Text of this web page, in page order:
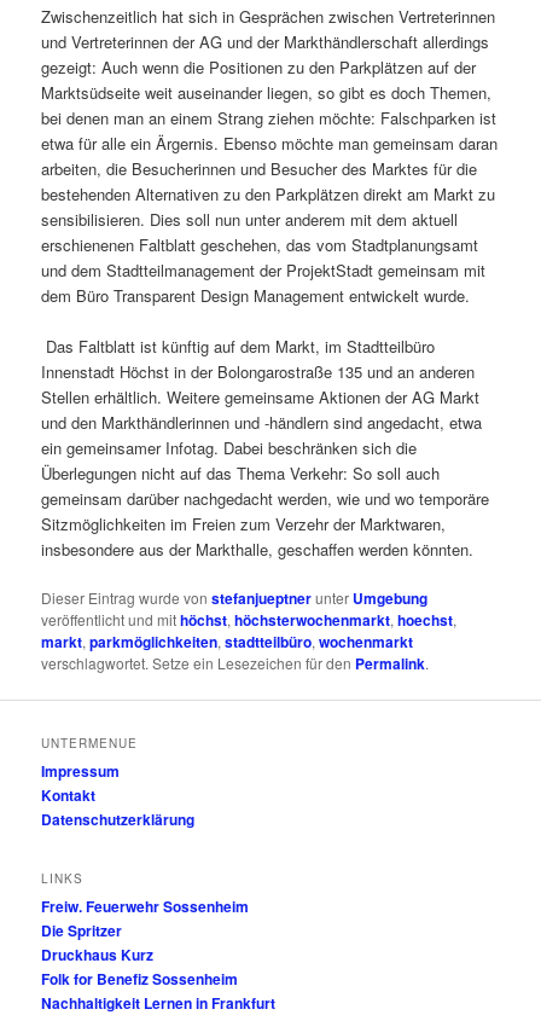
Zwischenzeitlich hat sich in Gesprächen zwischen Vertreterinnen
und Vertreterinnen der AG und der Markthändlerschaft allerdings
gezeigt: Auch wenn die Positionen zu den Parkplätzen auf der
Marktsüdseite weit auseinander liegen, so gibt es doch Themen,
bei denen man an einem Strang ziehen möchte: Falschparken ist
etwa für alle ein Ärgernis. Ebenso möchte man gemeinsam daran
arbeiten, die Besucherinnen und Besucher des Marktes für die
bestehenden Alternativen zu den Parkplätzen direkt am Markt zu
sensibilisieren. Dies soll nun unter anderem mit dem aktuell
erschienenen Faltblatt geschehen, das vom Stadtplanungsamt
und dem Stadtteilmanagement der ProjektStadt gemeinsam mit
dem Büro Transparent Design Management entwickelt wurde.
Das Faltblatt ist künftig auf dem Markt, im Stadtteilbüro
Innenstadt Höchst in der Bolongarostraße 135 und an anderen
Stellen erhältlich. Weitere gemeinsame Aktionen der AG Markt
und den Markthändlerinnen und -händlern sind angedacht, etwa
ein gemeinsamer Infotag. Dabei beschränken sich die
Überlegungen nicht auf das Thema Verkehr: So soll auch
gemeinsam darüber nachgedacht werden, wie und wo temporäre
Sitzmöglichkeiten im Freien zum Verzehr der Marktwaren,
insbesondere aus der Markthalle, geschaffen werden könnten.
Dieser Eintrag wurde vonstefanjueptnerunter Umgebung
veröffentlicht und mithöchst,höchsterwochenmarkt,hoechst,
markt,parkmöglichkeiten,stadtteilbüro,wochenmarkt
verschlagwortet. Setze ein Lesezeichen für den Permalink.
UNTERMENUE
Impressum
Kontakt
Datenschutzerklärung
LINKS
Freiw. Feuerwehr Sossenheim
Die Spritzer
Druckhaus Kurz
Folk for Benefiz Sossenheim
Nachhaltigkeit Lernen in Frankfurt